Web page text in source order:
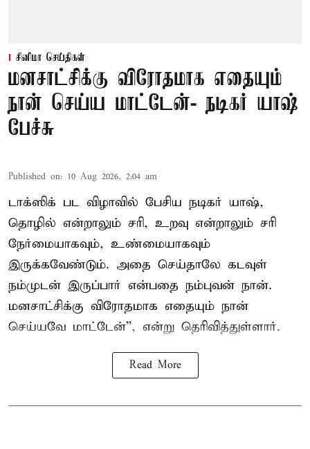
சினிமா செய்திகள்
மனசாட்சிக்கு விரோதமாக எதையும்
நான் செய்ய மாட்டேன்- நடிகர் யாஷ்
பேச்சு
Published on: 10 Aug 2026, 2:04 am
டாக்ஸிக் பட விழாவில் பேசிய நடிகர் யாஷ்,
தொழில் என்றாலும் சரி, உறவு என்றாலும் சரி
நேர்மையாகவும், உண்மையாகவும்
இருக்கவேண்டும். அதை செய்தாலே கடவுள்
நம்முடன் இருப்பார் என்பதை நம்புவன் நான்.
மனசாட்சிக்கு விரோதமாக எதையும் நான்
செய்யவே மாட்டேன்'', என்று தெரிவித்துள்ளார்.
Read More